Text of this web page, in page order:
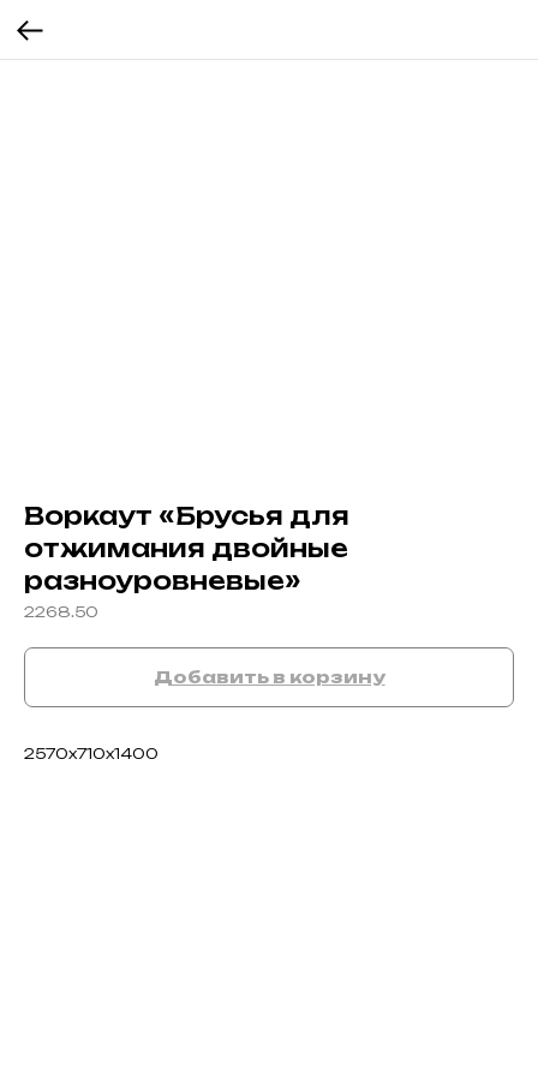
Воркаут «Брусья для
отжимания двойные
разноуровневые»
2268.50
Добавить в корзину
2570х710х1400